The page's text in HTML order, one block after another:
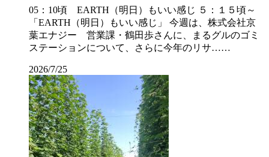
05：10頃 EARTH（明日）もいい感じ ５：１５頃～
「EARTH（明日）もいい感じ」 今週は、株式会社京
葉エナジー 営業課・鶴田歩さんに、まるグルのゴミ
ステーションについて、さらに今年のリサ……
2026/7/25